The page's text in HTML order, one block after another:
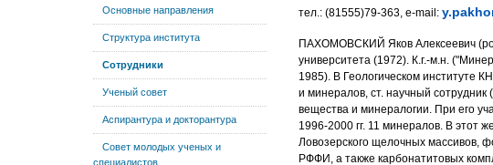
тел.: (81555)79-363, e-mail:
ПАХОМОВСКИЙ Яков Алексеевич
университета (1972). К.г.-м.н.
1985). В Геологическом институте
и минералов, ст. научный
вещества и минералогии. При его
1996-2000 гг. 11 минералов. В этот
Ловозерского щелочных массивов,
РФФИ, а также карбонатитовых
Основные направления
Структура института
Сотрудники
Ученый совет
Аспирантура и докторантура
Совет молодых ученых и
специалистов